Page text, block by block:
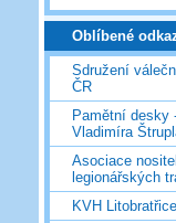
Oblíbené
Sdružení
ČR
Pamětní desky
Vladimíra
Asociace
legionářských
KVH Litobratřice